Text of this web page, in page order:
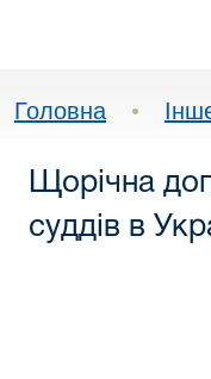
Головна •
Щорічна
суддів в